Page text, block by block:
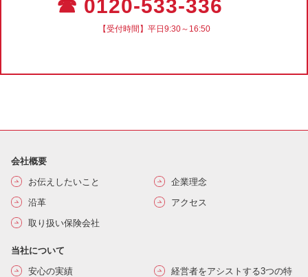
☎ 0120-533-336
【受付時間】平日9:30～16:50
会社概要
お伝えしたいこと
企業理念
沿革
アクセス
取り扱い保険会社
当社について
安心の実績
経営者をアシストする3つの特